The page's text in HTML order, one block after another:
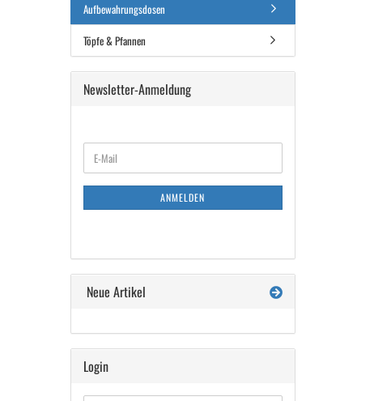
Aufbewahrungsdosen
Töpfe & Pfannen
Newsletter-Anmeldung
ZUR
NEWSLETTER-
E-
Mail
ANMELDEN
Neue Artikel
Login